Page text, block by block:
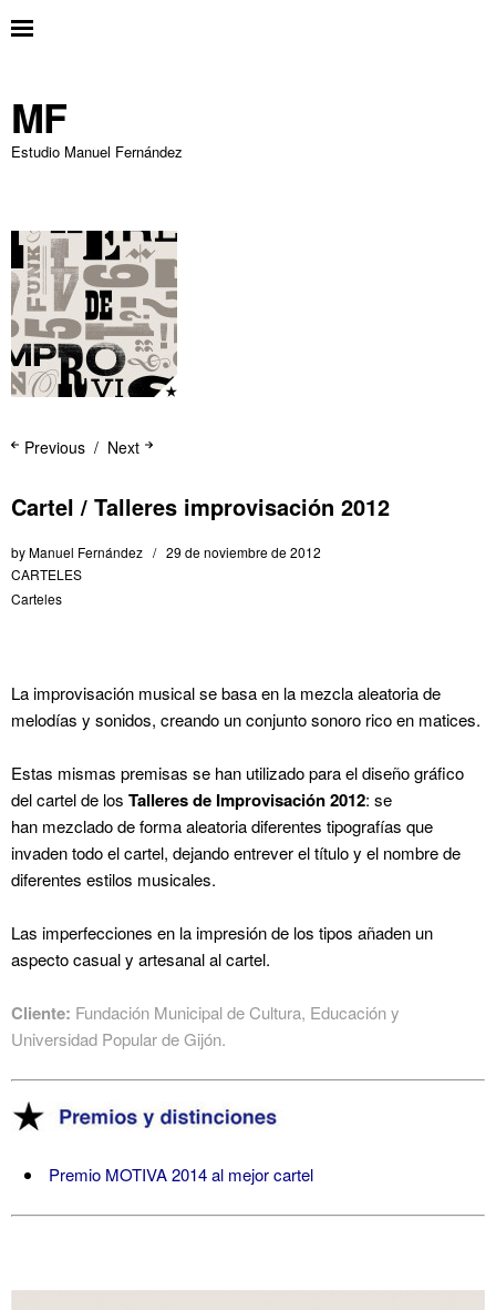
MF
Estudio Manuel Fernández
Next
Previous
Cartel / Talleres improvisación 2012
byManuel Fernández
29 de noviembre de 2012
CARTELES
Carteles
La improvisación musical se basa en la mezcla aleatoria de
melodías y sonidos, creando un conjunto sonoro rico en matices.
Estas mismas premisas se han utilizado para el diseño gráfico
del cartel de los Talleres de Improvisación 2012: se
han mezclado de forma aleatoria diferentes tipografías que
invaden todo el cartel, dejando entrever el título y el nombre de
diferentes estilos musicales.
Las imperfecciones en la impresión de los tipos añaden un
aspecto casual y artesanal al cartel.
Cliente: Fundación Municipal de Cultura, Educación y
Universidad Popular de Gijón.
Premio MOTIVA 2014 al mejor cartel